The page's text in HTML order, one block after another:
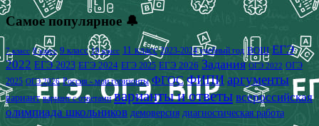
Самое популярное 🔔
7 класс 8 класс 9 класс 10 класс 11 класс 2023-2024 учебный год ВОШ ЕГЭ
2022 ЕГЭ 2023 ЕГЭ 2024 ЕГЭ 2025 ЕГЭ 2026 Задания ОГЭ 2022 ОГЭ
2025 ОГЭ 2026 Россия - мои горизонты ФГОС ФИПИ аргументы
вариант вариант с ответами варианты и ответы всероссийская
олимпиада школьников демоверсия диагностическая работа